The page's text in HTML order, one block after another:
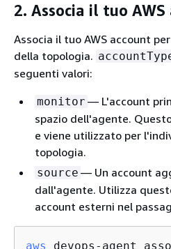
2. Associa il tuo AWS
Associa il tuo AWS account
della topologia.
seguenti valori:
monitor — L'account
spazio dell'agente.
e viene utilizzato per
topologia.
source — Un account
dall'agente. Utilizza
account esterni nel
aws
devops-agent